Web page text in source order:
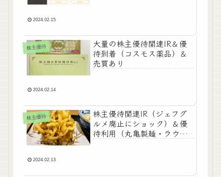
2024.02.15
株主優待
大量の株主優待関連IR＆優
待到着（コスモス薬品）＆
売買あり
2024.02.14
株主優待
株主優待関連IR（ジェフグ
ルメ廃止にショック）＆優
待利用（丸亀製麺・ラウン
2024.02.13